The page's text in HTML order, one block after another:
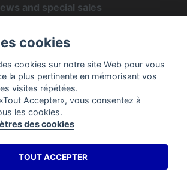
and special sales
in the legal notice.
cookies
cookies sur notre site Web pour vous
la plus pertinente en mémorisant vos
visites répétées.
Accepter», vous consentez à
les cookies.
des cookies
TOUT ACCEPTER